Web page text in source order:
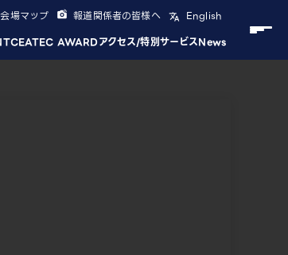
CEATEC AWARDアクセス/特別サービスNews
会場マップ 報道関係者の皆様へ English